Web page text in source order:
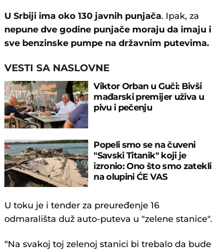
U Srbiji ima oko 130 javnih punjača. Ipak, za
nepune dve godine punjače moraju da imaju i
sve benzinske pumpe na državnim putevima.
VESTI SA NASLOVNE
Viktor Orban u Guči: Bivši
mađarski premijer uživa u
pivu i pečenju
Popeli smo se na čuveni
"Savski Titanik" koji je
izronio: Ono što smo zatekli
na olupini ĆE VAS
U toku je i tender za preuređenje 16
odmarališta duž auto-puteva u "zelene stanice".
“Na svakoj toj zelenoj stanici bi trebalo da bude